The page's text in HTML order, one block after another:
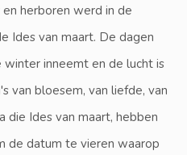
herboren werd in de
Ides van maart. De dagen
inneemt en de lucht is
van bloesem, van liefde, van
die Ides van maart, hebben
de datum te vieren waarop